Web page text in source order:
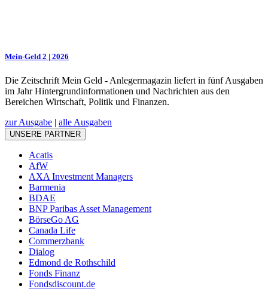
Mein-Geld 2 | 2026
Die Zeitschrift Mein Geld - Anlegermagazin liefert in fünf Ausgaben
im Jahr Hintergrundinformationen und Nachrichten aus den
Bereichen Wirtschaft, Politik und Finanzen.
zur Ausgabe | alle Ausgaben
UNSERE PARTNER
Acatis
AfW
AXA Investment Managers
Barmenia
BDAE
BNP Paribas Asset Management
BörseGo AG
Canada Life
Commerzbank
Dialog
Edmond de Rothschild
Fonds Finanz
Fondsdiscount.de